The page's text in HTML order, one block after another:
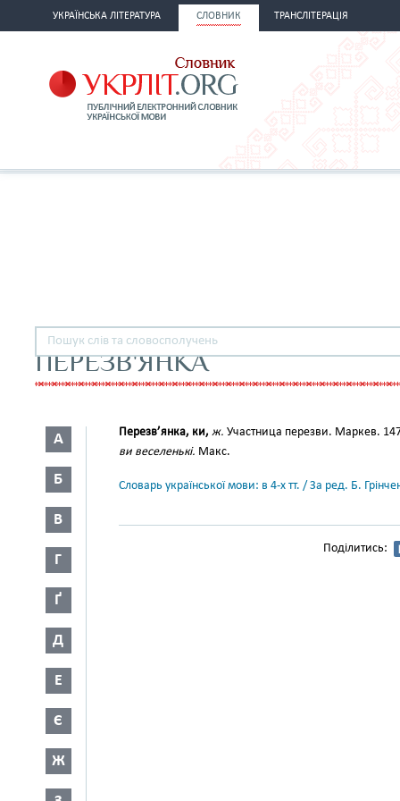
УКРАЇНСЬКА ЛІТЕРАТУРА СЛОВНИК ТРАНСЛІТЕРАЦІЯ
ПЕРЕЗВ'ЯНКА
А
Б
В
Г
Ґ
Д
Е
Є
Ж
Перезв’янка, ки, ж. Участница перезви. Маркев.
ви веселенькі. Макс.
Словарь української мови: в 4-х тт. / За ред. Б.
Поділитись: